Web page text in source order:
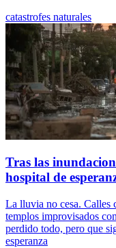
catastrofes naturales
Tras las
hospital de
La lluvia no cesa. Calles
templos improvisados
perdido todo, pero que
esperanza